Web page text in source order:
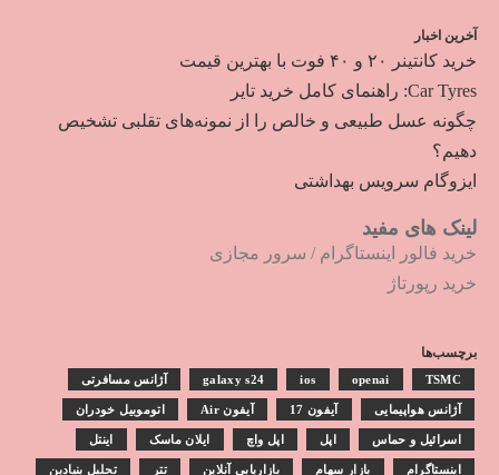
آخرین اخبار
خرید کانتینر ۲۰ و ۴۰ فوت با بهترین قیمت
Car Tyres: راهنمای کامل خرید تایر
چگونه عسل طبیعی و خالص را از نمونه‌های تقلبی تشخیص
دهیم؟
ایزوگام سرویس بهداشتی
لینک های مفید
خرید فالور اینستاگرام / سرور مجازی
خرید رپورتاژ
برچسب‌ها
galaxy s24 ios openai TSMC آژانس مسافرتی
آژانس هواپیمایی آیفون 17 آیفون Air اتوموبیل خودران
اسرائیل و حماس اپل اپل واچ ایلان ماسک اینتل
اینستاگرام بازار سهام بازاریابی آنلاین تتر تحلیل بنیادین